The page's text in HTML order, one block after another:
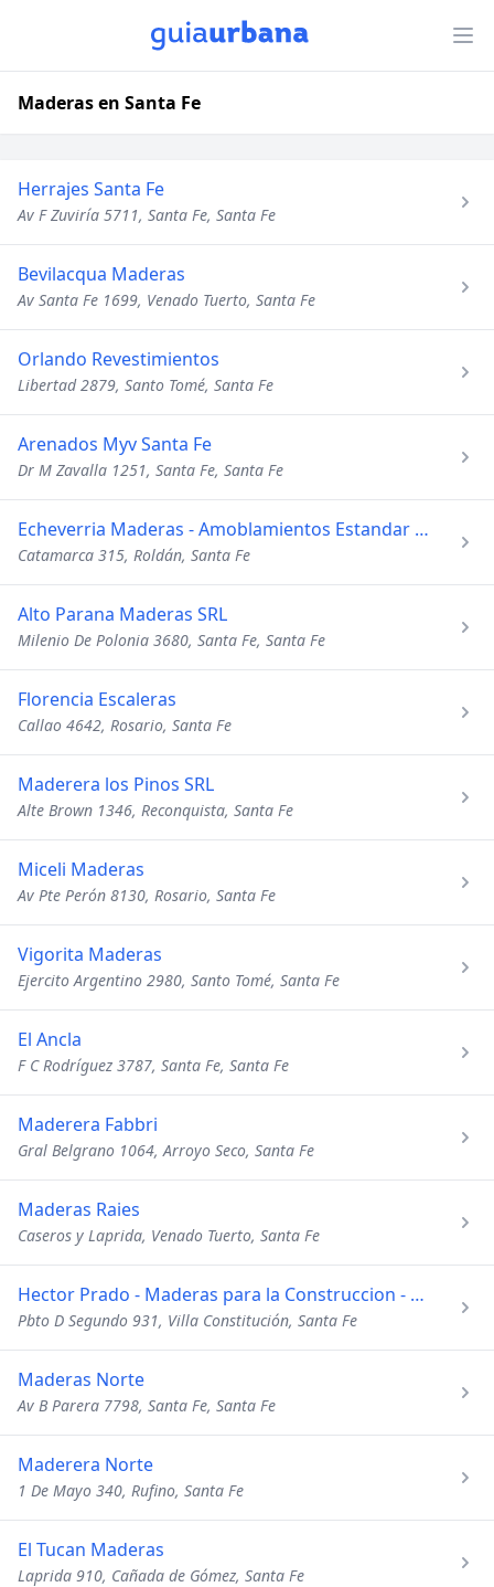
Maderas en Santa Fe
Herrajes Santa Fe
Av F Zuviría 5711, Santa Fe, Santa Fe
Bevilacqua Maderas
Av Santa Fe 1699, Venado Tuerto, Santa Fe
Orlando Revestimientos
Libertad 2879, Santo Tomé, Santa Fe
Arenados Myv Santa Fe
Dr M Zavalla 1251, Santa Fe, Santa Fe
Echeverria Maderas - Amoblamientos Estandar y a Medida
Catamarca 315, Roldán, Santa Fe
Alto Parana Maderas SRL
Milenio De Polonia 3680, Santa Fe, Santa Fe
Florencia Escaleras
Callao 4642, Rosario, Santa Fe
Maderera los Pinos SRL
Alte Brown 1346, Reconquista, Santa Fe
Miceli Maderas
Av Pte Perón 8130, Rosario, Santa Fe
Vigorita Maderas
Ejercito Argentino 2980, Santo Tomé, Santa Fe
El Ancla
F C Rodríguez 3787, Santa Fe, Santa Fe
Maderera Fabbri
Gral Belgrano 1064, Arroyo Seco, Santa Fe
Maderas Raies
Caseros y Laprida, Venado Tuerto, Santa Fe
Hector Prado - Maderas para la Construccion - Placas de Durlock
Pbto D Segundo 931, Villa Constitución, Santa Fe
Maderas Norte
Av B Parera 7798, Santa Fe, Santa Fe
Maderera Norte
1 De Mayo 340, Rufino, Santa Fe
El Tucan Maderas
Laprida 910, Cañada de Gómez, Santa Fe